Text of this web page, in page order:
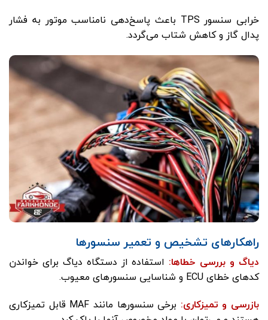
خرابی سنسور TPS باعث پاسخ‌دهی نامناسب موتور به فشار
پدال گاز و کاهش شتاب می‌گردد.
راهکارهای تشخیص و تعمیر سنسورها
دیاگ و بررسی خطاها: استفاده از دستگاه دیاگ برای خواندن
کدهای خطای ECU و شناسایی سنسورهای معیوب.
بازرسی و تمیزکاری:
برخی سنسورها مانند MAF قابل تمیزکاری